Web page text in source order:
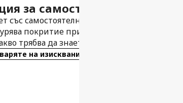
за самостоятелно
със самостоятелно прехвърляне?
покритие при закъснения, промени в
трябва да знаете преди да летите.
на изискванията